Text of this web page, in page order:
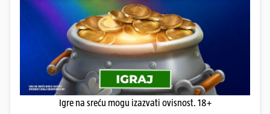
Igre na sreću mogu izazvati ovisnost. 18+